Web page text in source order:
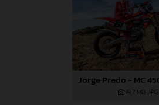
19,7 MB .JPG